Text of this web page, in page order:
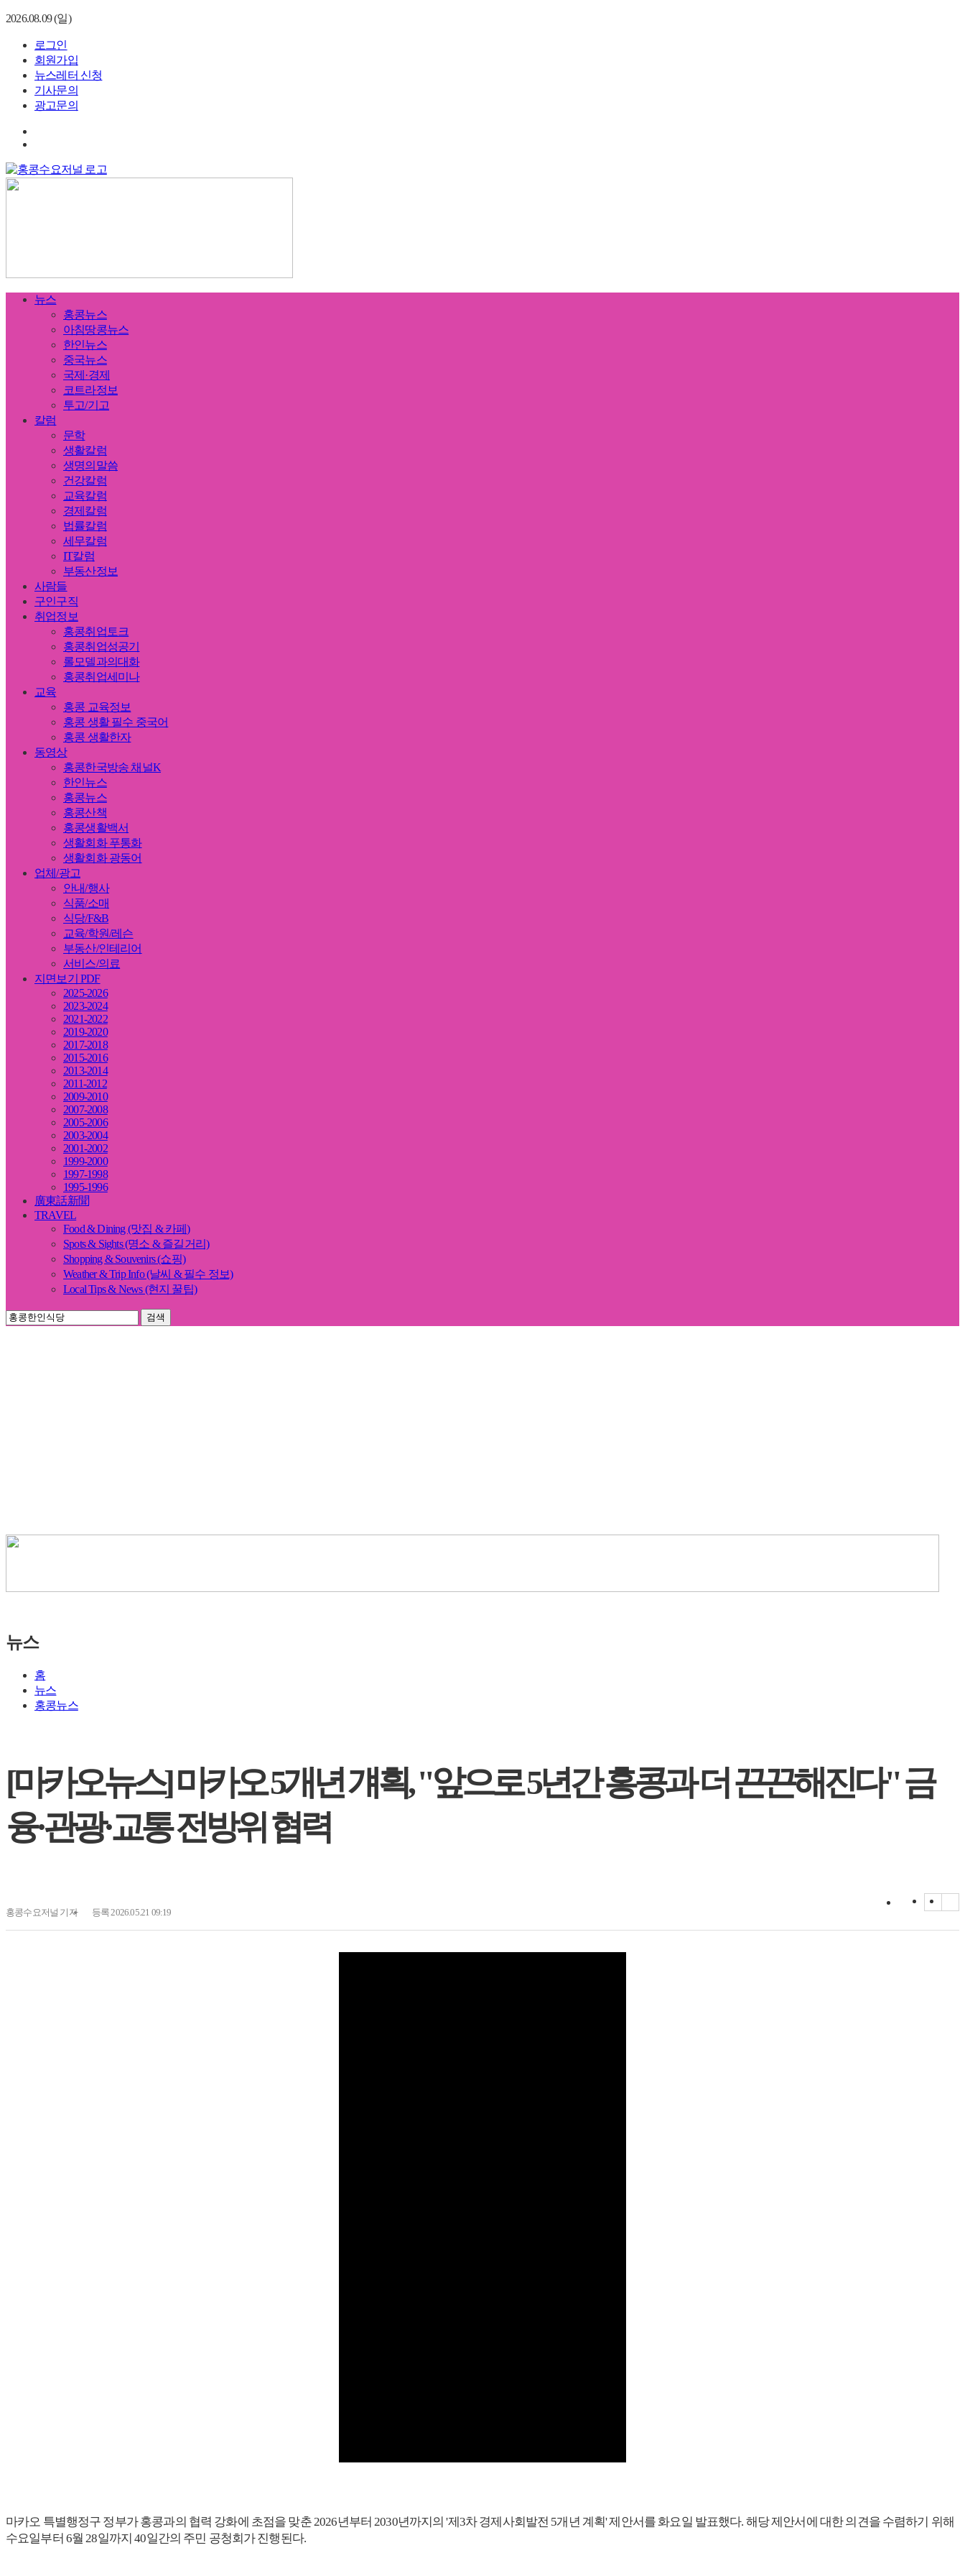
2026.08.09 (일)
로그인
회원가입
뉴스레터 신청
기사문의
광고문의
뉴스
홍콩뉴스
아침땅콩뉴스
한인뉴스
중국뉴스
국제·경제
코트라정보
투고/기고
칼럼
문학
생활칼럼
생명의말씀
건강칼럼
교육칼럼
경제칼럼
법률칼럼
세무칼럼
IT칼럼
부동산정보
사람들
구인구직
취업정보
홍콩취업토크
홍콩취업성공기
롤모델과의대화
홍콩취업세미나
교육
홍콩 교육정보
홍콩 생활 필수 중국어
홍콩 생활한자
동영상
홍콩한국방송 채널K
한인뉴스
홍콩뉴스
홍콩산책
홍콩생활백서
생활회화 푸통화
생활회화 광동어
업체/광고
안내/행사
식품/소매
식당/F&B
교육/학원/레슨
부동산/인테리어
서비스/의료
지면보기 PDF
2025-2026
2023-2024
2021-2022
2019-2020
2017-2018
2015-2016
2013-2014
2011-2012
2009-2010
2007-2008
2005-2006
2003-2004
2001-2002
1999-2000
1997-1998
1995-1996
廣東話新聞
TRAVEL
Food & Dining (맛집 & 카페)
Spots & Sights (명소 & 즐길거리)
Shopping & Souvenirs (쇼핑)
Weather & Trip Info (날씨 & 필수 정보)
Local Tips & News (현지 꿀팁)
검색
뉴스
홈
뉴스
홍콩뉴스
[마카오뉴스] 마카오 5개년 걔획, "앞으로 5년간 홍콩과 더 끈끈해진다" 금
융·관광·교통 전방위 협력
홍콩수요저널 기자 등록 2026.05.21 09:19
마카오 특별행정구 정부가 홍콩과의 협력 강화에 초점을 맞춘 2026년부터 2030년까지의 '제3차 경제사회발전 5개년 계획' 제안서를 화요일 발표했다. 해당 제안서에 대한 의견을 수렴하기 위해
수요일부터 6월 28일까지 40일간의 주민 공청회가 진행된다.